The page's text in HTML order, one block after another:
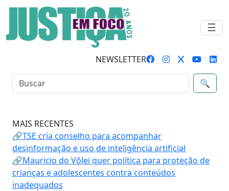
☰
NEWSLETTER
🔍
MAIS RECENTES
🔗TSE cria conselho para acompanhar
desinformação e uso de inteligência artificial
🔗Mauricio do Vôlei quer política para proteção de
crianças e adolescentes contra conteúdos
inadequados